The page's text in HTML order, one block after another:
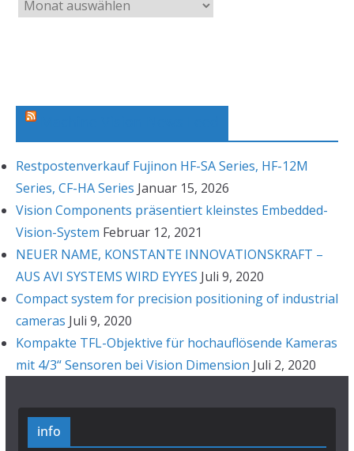
r
Restpostenverkauf Fujinon HF-SA Series, HF-12M
Series, CF-HA Series Januar 15, 2026
Vision Components präsentiert kleinstes Embedded-
Vision-System Februar 12, 2021
NEUER NAME, KONSTANTE INNOVATIONSKRAFT –
AUS AVI SYSTEMS WIRD EYYES Juli 9, 2020
Compact system for precision positioning of industrial
cameras Juli 9, 2020
Kompakte TFL-Objektive für hochauflösende Kameras
mit 4/3“ Sensoren bei Vision Dimension Juli 2, 2020
info